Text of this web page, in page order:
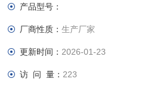
创新的电子光学系统和
不仅操作更加简便，用
还可为您带来更高的图
产品型号：
厂商性质：生产厂家
更新时间： 2026-01-23
访 问 量： 223